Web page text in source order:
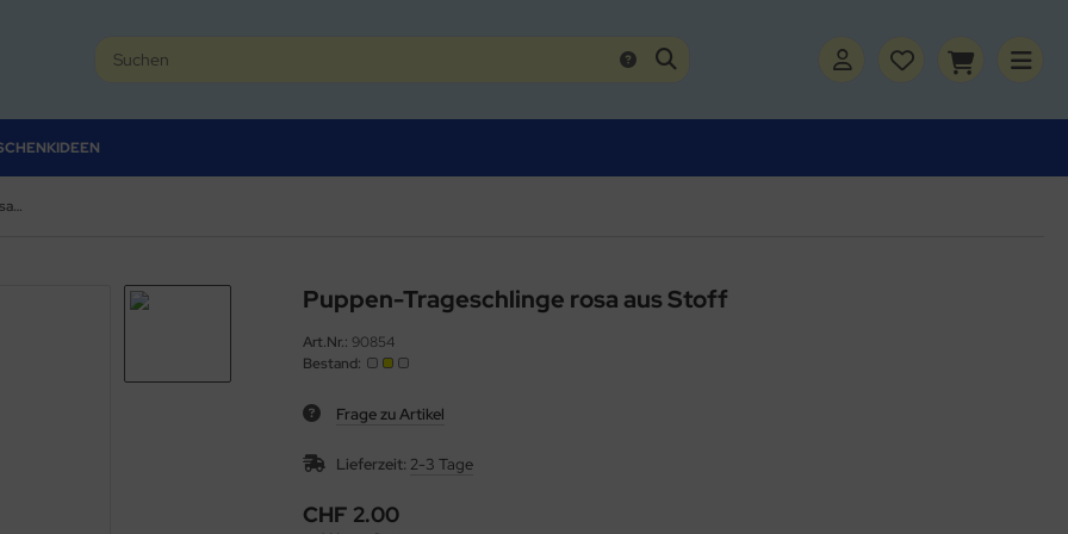
Puppen-Trageschlinge rosa aus Stoff
Puppen-Trageschlinge rosa aus Stoff
Art.Nr.: 90854
Bestand:
Frage zu Artikel
Lieferzeit: 2-3 Tage
CHF 2.00